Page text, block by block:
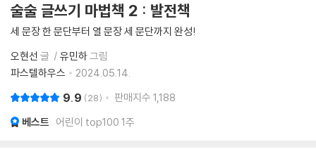
술술 글쓰기 마법책 2 : 발전책
세 문장 한 문단부터 열 문장 세 문단까지 완성!
오현선 글 유민하그림
파스텔하우스
2024.05.14.
9.9 28 판매지수 1,188
베스트 어린이 top100 1주